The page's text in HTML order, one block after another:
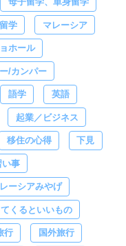
学 マレーシア
ホール
/カンパー
語学 英語
起業／ビジネス
移住の心得 下見
い事
ーシアみやげ
くるといいもの
行 国外旅行